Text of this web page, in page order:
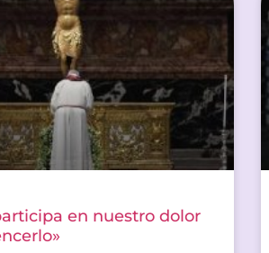
en nuestro dolor